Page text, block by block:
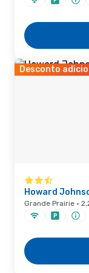
Desconto
Howard
Grande Prairie ·